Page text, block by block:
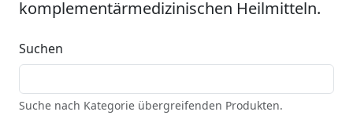
komplementärmedizinischen Heilmitteln.
Suchen
Suche nach Kategorie übergreifenden Produkten.